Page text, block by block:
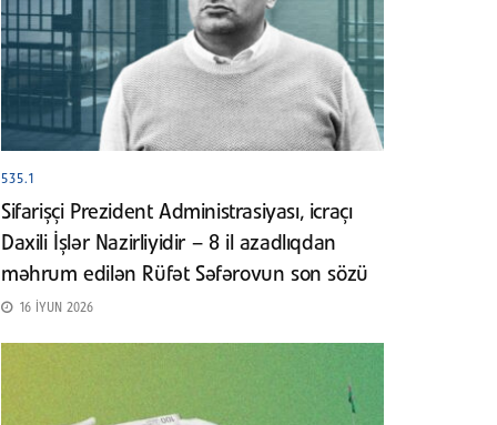
535.1
Sifarişçi Prezident Administrasiyası, icraçı
Daxili İşlər Nazirliyidir – 8 il azadlıqdan
məhrum edilən Rüfət Səfərovun son sözü
16 İYUN 2026